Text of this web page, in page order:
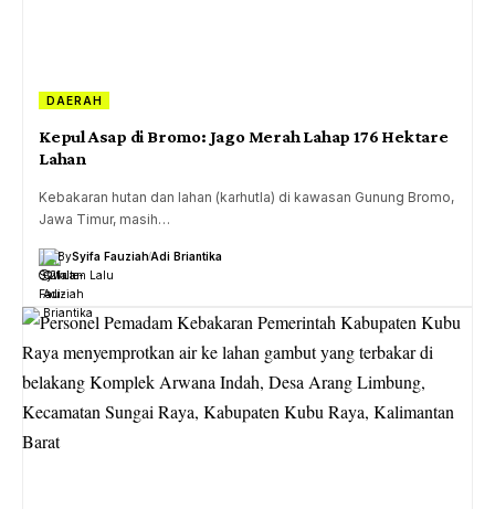
DAERAH
Kepul Asap di Bromo: Jago Merah Lahap 176 Hektare
Lahan
Kebakaran hutan dan lahan (karhutla) di kawasan Gunung Bromo,
Jawa Timur, masih…
BySyifa FauziahAdi Briantika
21 Jam Lalu